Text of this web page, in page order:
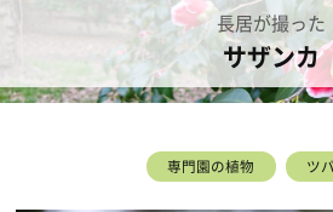
長居が撮った
サザンカ
専門園の植物 ツ